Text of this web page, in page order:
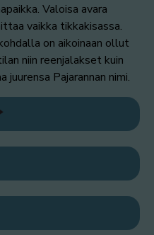
Valoisa avara
vaikka tikkakisassa.
on aikoinaan ollut
niin reenjalakset kuin
juurensa Pajarannan nimi.